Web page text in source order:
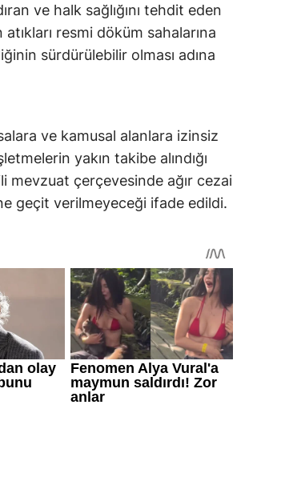
ve halk sağlığını tehdit eden
resmi döküm sahalarına
sürdürülebilir olması adına
ve kamusal alanlara izinsiz
yakın takibe alındığı
mevzuat çerçevesinde ağır cezai
geçit verilmeyeceği ifade edildi.